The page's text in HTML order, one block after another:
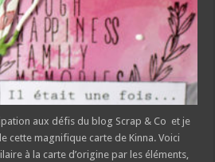
aux défis du blog Scrap & Co et je
cette magnifique carte de Kinna. Voici
à la carte d’origine par les éléments,